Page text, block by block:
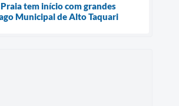
tem início com grandes
Municipal de Alto Taquari